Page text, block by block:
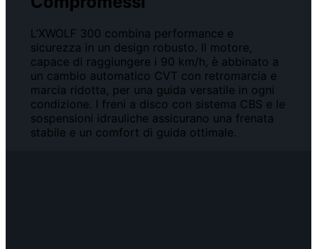
L’XWOLF 300 combina performance e
sicurezza in un design robusto. Il motore,
capace di raggiungere i 90 km/h, è abbinato a
un cambio automatico CVT con retromarcia e
marcia ridotta, per una guida versatile in ogni
condizione. I freni a disco con sistema CBS e le
sospensioni idrauliche assicurano una frenata
stabile e un comfort di guida ottimale.